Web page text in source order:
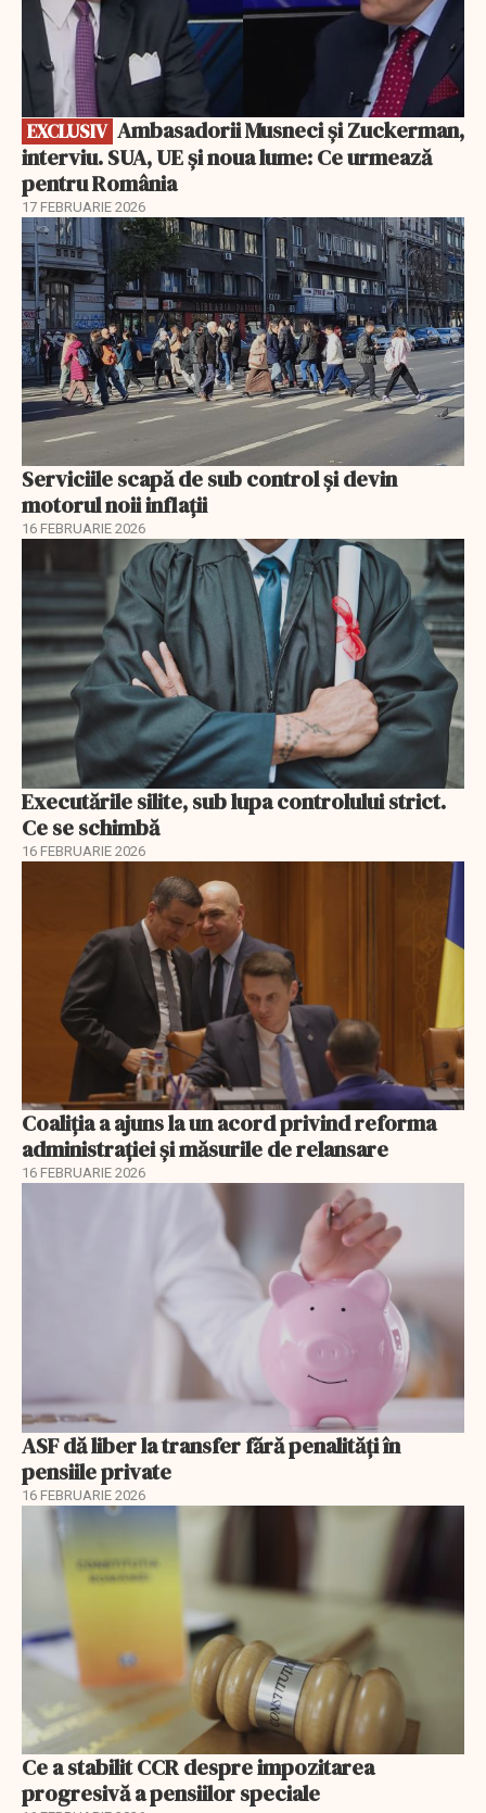
EXCLUSIV
interviu. SUA, UE și noua lume: Ce urmează
pentru România
17 FEBRUARIE 2026
Serviciile scapă de sub control și devin
motorul noii inflații
16 FEBRUARIE 2026
Executările silite, sub lupa controlului strict.
Ce se schimbă
16 FEBRUARIE 2026
Coaliția a ajuns la un acord privind reforma
administrației și măsurile de relansare
16 FEBRUARIE 2026
ASF dă liber la transfer fără penalități în
pensiile private
16 FEBRUARIE 2026
Ce a stabilit CCR despre impozitarea
progresivă a pensiilor speciale